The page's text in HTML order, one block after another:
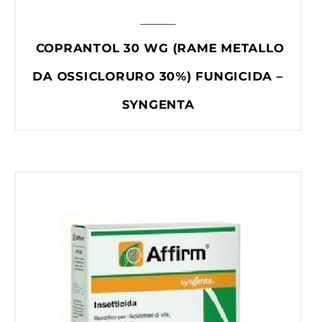
COPRANTOL 30 WG (RAME METALLO
DA OSSICLORURO 30%) FUNGICIDA –
SYNGENTA